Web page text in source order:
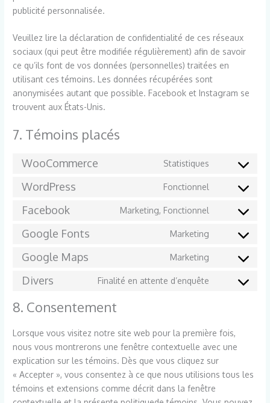
publicité personnalisée.
Veuillez lire la déclaration de confidentialité de ces réseaux
sociaux (qui peut être modifiée régulièrement) afin de savoir
ce qu’ils font de vos données (personnelles) traitées en
utilisant ces témoins. Les données récupérées sont
anonymisées autant que possible. Facebook et Instagram se
trouvent aux États-Unis.
7. Témoins placés
WooCommerce Statistiques
Consent
WordPress Fonctionnel
Consent
wordpress
Facebook Marketing, Fonctionnel
Consent
facebook
Google Fonts Marketing
Consent
google-
Google Maps Marketing
Consent
Divers Finalité en attente d’enquête
Consent
divers
8. Consentement
Lorsque vous visitez notre site web pour la première fois,
nous vous montrerons une fenêtre contextuelle avec une
explication sur les témoins. Dès que vous cliquez sur
« Accepter », vous consentez à ce que nous utilisions tous les
témoins et extensions comme décrit dans la fenêtre